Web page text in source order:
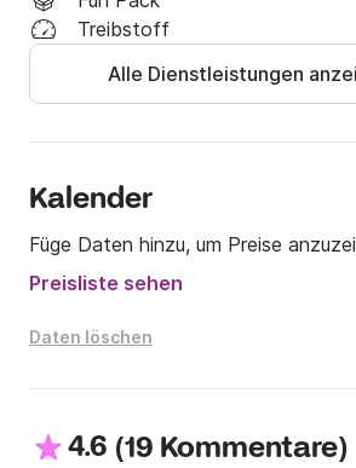
Treibstoff
Alle Dienstleistungen
Kalender
Füge Daten hinzu, um Preise
Preisliste sehen
Daten löschen
4.6 (19 Kommentare)